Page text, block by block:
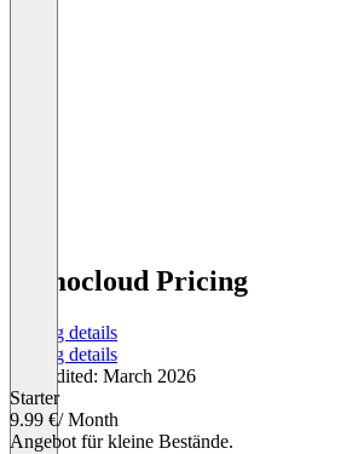
immocloud Pricing
Pricing details
Pricing details
Last edited: March 2026
Starter
9.99 €/ Month
Angebot für kleine Bestände.